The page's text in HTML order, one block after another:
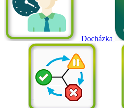
Docházka